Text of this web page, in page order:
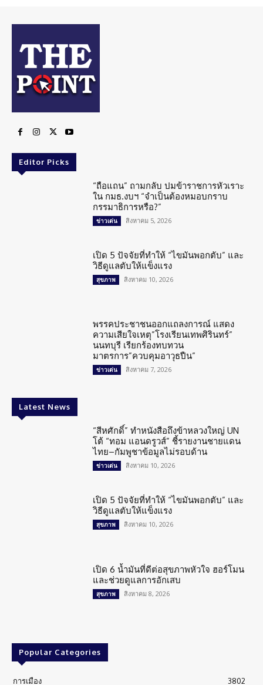
Editor Picks
“ถือแถน” ถามกลับ ปมข้าราชการหัวเราะ
ใน กมธ.งบฯ “จำเป็นต้องหมอบกราบ
กรรมาธิการหรือ?”
ข่าวเด่น สิงหาคม 5, 2026
เปิด 5 ปัจจัยที่ทำให้ “ไขมันพอกตับ” และ
วิธีดูแลตับให้แข็งแรง
สุขภาพ สิงหาคม 10, 2026
พรรคประชาชนออกแถลงการณ์ แสดง
ความเสียใจเหตุ”โรงเรียนเทพศิรินทร์”
นนทบุรี เรียกร้องทบทวน
มาตรการ”ควบคุมอาวุธปืน”
ข่าวเด่น สิงหาคม 7, 2026
Latest News
“สีหศักดิ์” ทำหนังสือถึงข้าหลวงใหญ่ UN
โต้ “ทอม แอนดรูวส์” ชี้รายงานชายแดน
ไทย–กัมพูชาข้อมูลไม่รอบด้าน
ข่าวเด่น สิงหาคม 10, 2026
เปิด 5 ปัจจัยที่ทำให้ “ไขมันพอกตับ” และ
วิธีดูแลตับให้แข็งแรง
สุขภาพ สิงหาคม 10, 2026
เปิด 6 น้ำมันที่ดีต่อสุขภาพหัวใจ ฮอร์โมน
และช่วยดูแลการอักเสบ
สุขภาพ สิงหาคม 8, 2026
Popular Categories
การเมือง 3802